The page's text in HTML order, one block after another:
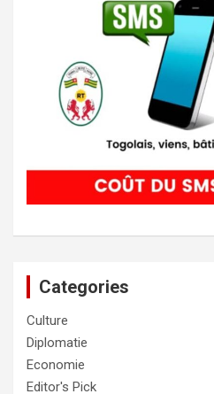
Categories
Culture
Diplomatie
Economie
Editor's Pick